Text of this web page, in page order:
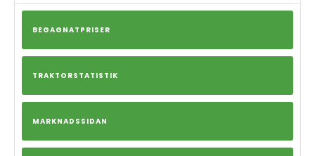
BEGAGNATPRISER
TRAKTORSTATISTIK
MARKNADSSIDAN